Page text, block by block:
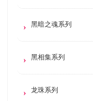
黑暗之魂系列
黑相集系列
龙珠系列